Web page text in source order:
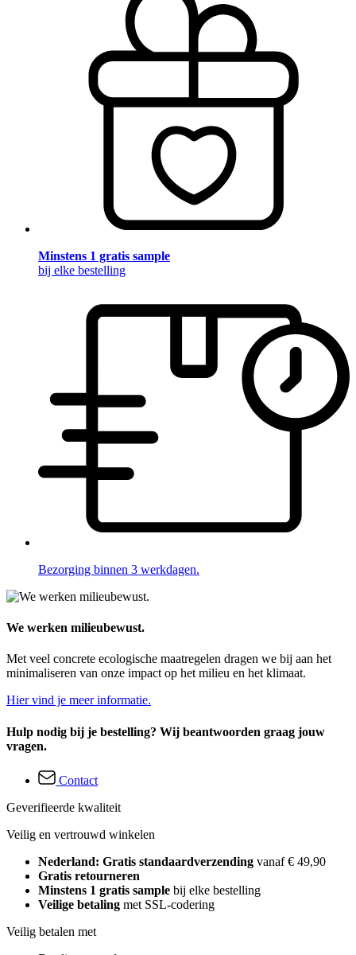
Minstens 1 gratis sample
bij elke bestelling
Bezorging binnen 3 werkdagen.
We werken milieubewust.
Met veel concrete ecologische maatregelen dragen we bij aan het
minimaliseren van onze impact op het milieu en het klimaat.
Hier vind je meer informatie.
Hulp nodig bij je bestelling? Wij beantwoorden graag jouw
vragen.
Contact
Geverifieerde kwaliteit
Veilig en vertrouwd winkelen
Nederland: Gratis standaardverzending vanaf € 49,90
Gratis retourneren
Minstens 1 gratis sample bij elke bestelling
Veilige betaling met SSL-codering
Veilig betalen met